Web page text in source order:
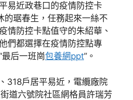
易近政巷口的疫情防控卡
的琚春生，任務起來一絲不
情防控卡點值守的朱紹華、
們都選擇在疫情防控點專
后一班崗包養網ppt”。
318戶居平易近，電纜廠院
道六號院社區網格員許瑞芳